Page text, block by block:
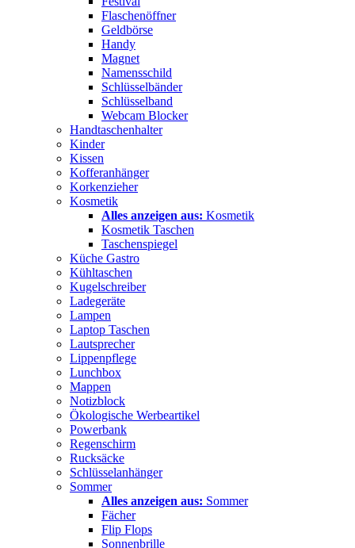
Flaschenöffner
Geldbörse
Handy
Magnet
Namensschild
Schlüsselbänder
Schlüsselband
Webcam Blocker
Handtaschenhalter
Kinder
Kissen
Kofferanhänger
Korkenzieher
Kosmetik
Alles anzeigen aus: Kosmetik
Kosmetik Taschen
Taschenspiegel
Küche Gastro
Kühltaschen
Kugelschreiber
Ladegeräte
Lampen
Laptop Taschen
Lautsprecher
Lippenpflege
Lunchbox
Mappen
Notizblock
Ökologische Werbeartikel
Powerbank
Regenschirm
Rucksäcke
Schlüsselanhänger
Sommer
Alles anzeigen aus: Sommer
Fächer
Flip Flops
Sonnenbrille